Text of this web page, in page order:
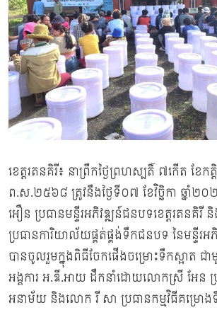
ខេត្តរតនគិរី៖ នាព្រឹកថ្ងៃព្រហស្បតិ៍ ៧កើត ខែក
ព.ស.២៥៦៨ ត្រូវនឹងថ្ងៃទី០៧ ខែវិច្ឆិកា ឆ្នាំ
អឿន ប្រធានមន្ទីរអភិវឌ្ឍន៍ជនបទខេត្តរតន
ប្រធានការិយាល័យផ្គត់ផ្គង់ទឹកជនបទ នៃមន្ទីរអ
បានចូលរួមក្នុងពិធីចែកផើងចម្រោះទឹកស្អាត ជា
អង្គការ អ.ឌី.អាយ ដឹកនាំដោយលោកស្រី អែន ប្
អនាម័យ និងលោក រី សា ប្រធានកម្មវិធីគម្រោង